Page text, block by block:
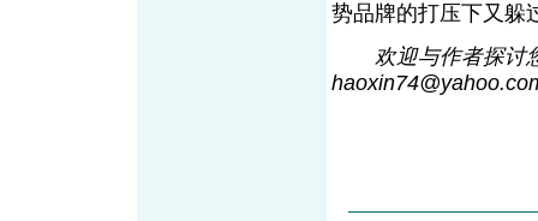
势品牌的打压下又躲
欢迎与作者探讨您
haoxin74@yahoo